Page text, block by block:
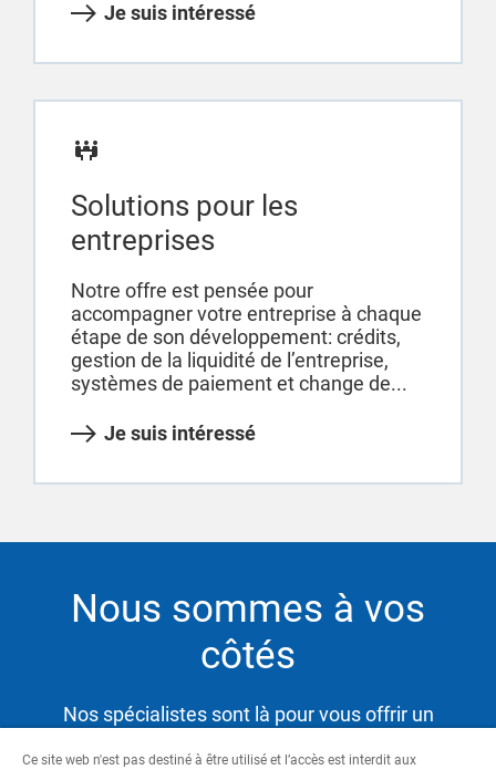
Je suis intéressé
Solutions pour les
entreprises
Notre offre est pensée pour
accompagner votre entreprise à chaque
étape de son développement: crédits,
gestion de la liquidité de l’entreprise,
systèmes de paiement et change de...
Je suis intéressé
Nous sommes à vos
côtés
Nos spécialistes sont là pour vous offrir un
besoins tout en vous aidant à atteindre vos
Ce site web n'est pas destiné à être utilisé et l’accès est interdit aux